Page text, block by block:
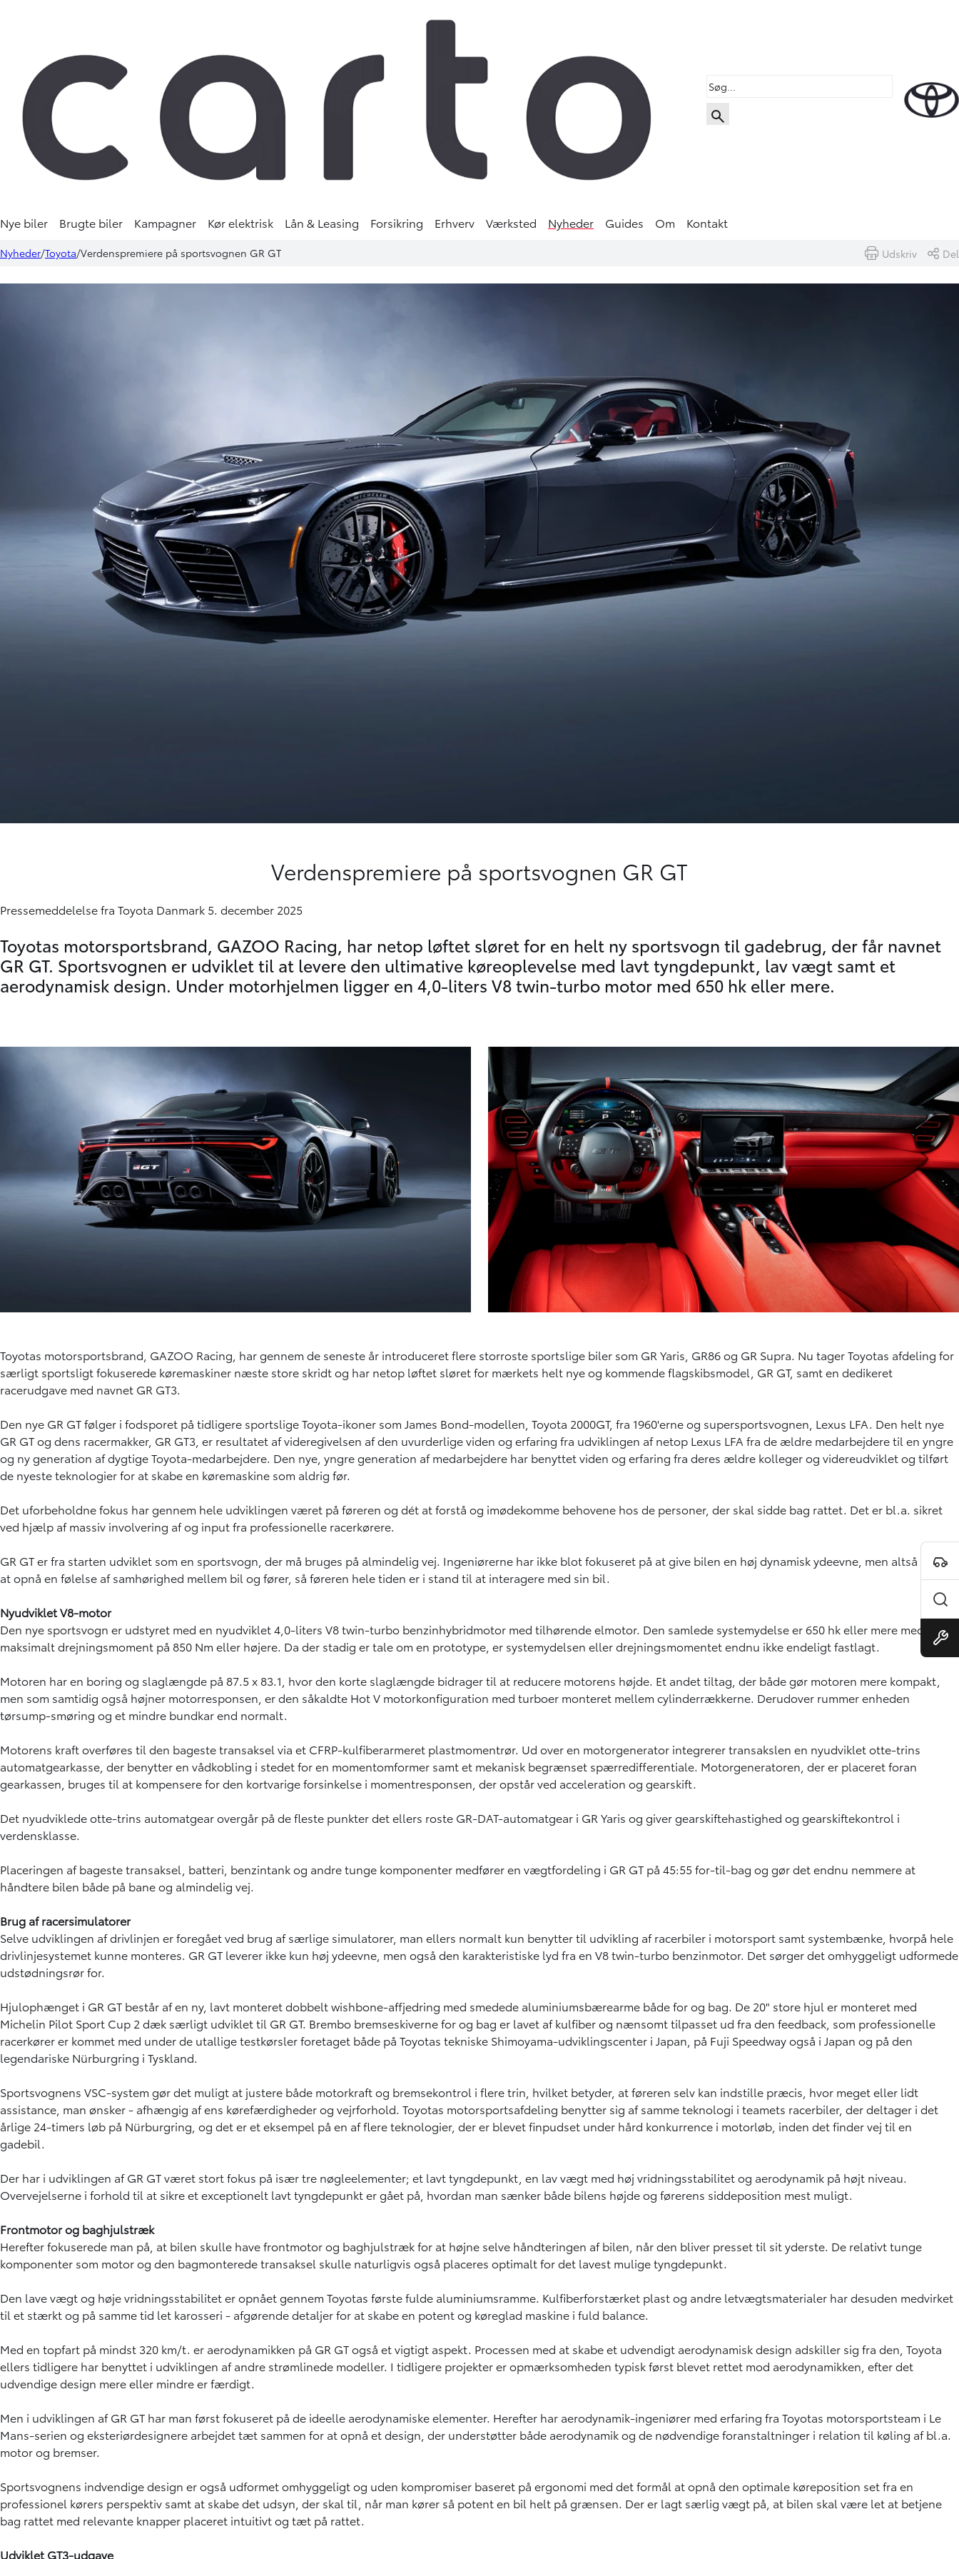
Nye biler Brugte biler Kampagner Kør elektrisk Lån & Leasing Forsikring Erhverv Værksted Nyheder Guides Om Kontakt
Nyheder Toyota Verdenspremiere på sportsvognen GR GT Udskriv Del
Verdenspremiere på sportsvognen GR GT
Pressemeddelelse fra Toyota Danmark 5. december 2025
Toyotas motorsportsbrand, GAZOO Racing, har netop løftet sløret for en helt ny sportsvogn til gadebrug, der får navnet
GR GT. Sportsvognen er udviklet til at levere den ultimative køreoplevelse med lavt tyngdepunkt, lav vægt samt et
aerodynamisk design. Under motorhjelmen ligger en 4,0-liters V8 twin-turbo motor med 650 hk eller mere.
Toyotas motorsportsbrand, GAZOO Racing, har gennem de seneste år introduceret flere storroste sportslige biler som GR Yaris, GR86 og GR Supra. Nu tager Toyotas afdeling for
særligt sportsligt fokuserede køremaskiner næste store skridt og har netop løftet sløret for mærkets helt nye og kommende flagskibsmodel, GR GT, samt en dedikeret
racerudgave med navnet GR GT3.
Den nye GR GT følger i fodsporet på tidligere sportslige Toyota-ikoner som James Bond-modellen, Toyota 2000GT, fra 1960'erne og supersportsvognen, Lexus LFA. Den helt nye
GR GT og dens racermakker, GR GT3, er resultatet af videregivelsen af den uvurderlige viden og erfaring fra udviklingen af netop Lexus LFA fra de ældre medarbejdere til en yngre
og ny generation af dygtige Toyota-medarbejdere. Den nye, yngre generation af medarbejdere har benyttet viden og erfaring fra deres ældre kolleger og videreudviklet og tilført
de nyeste teknologier for at skabe en køremaskine som aldrig før.
Det uforbeholdne fokus har gennem hele udviklingen været på føreren og dét at forstå og imødekomme behovene hos de personer, der skal sidde bag rattet. Det er bl.a. sikret
ved hjælp af massiv involvering af og input fra professionelle racerkørere.
GR GT er fra starten udviklet som en sportsvogn, der må bruges på almindelig vej. Ingeniørerne har ikke blot fokuseret på at give bilen en høj dynamisk ydeevne, men altså også
at opnå en følelse af samhørighed mellem bil og fører, så føreren hele tiden er i stand til at interagere med sin bil.
Nyudviklet V8-motor
Den nye sportsvogn er udstyret med en nyudviklet 4,0-liters V8 twin-turbo benzinhybridmotor med tilhørende elmotor. Den samlede systemydelse er 650 hk eller mere med et
maksimalt drejningsmoment på 850 Nm eller højere. Da der stadig er tale om en prototype, er systemydelsen eller drejningsmomentet endnu ikke endeligt fastlagt.
Motoren har en boring og slaglængde på 87.5 x 83.1, hvor den korte slaglængde bidrager til at reducere motorens højde. Et andet tiltag, der både gør motoren mere kompakt,
men som samtidig også højner motorresponsen, er den såkaldte Hot V motorkonfiguration med turboer monteret mellem cylinderrækkerne. Derudover rummer enheden
tørsump-smøring og et mindre bundkar end normalt.
Motorens kraft overføres til den bageste transaksel via et CFRP-kulfiberarmeret plastmomentrør. Ud over en motorgenerator integrerer transakslen en nyudviklet otte-trins
automatgearkasse, der benytter en vådkobling i stedet for en momentomformer samt et mekanisk begrænset spærredifferentiale. Motorgeneratoren, der er placeret foran
gearkassen, bruges til at kompensere for den kortvarige forsinkelse i momentresponsen, der opstår ved acceleration og gearskift.
Det nyudviklede otte-trins automatgear overgår på de fleste punkter det ellers roste GR-DAT-automatgear i GR Yaris og giver gearskiftehastighed og gearskiftekontrol i
verdensklasse.
Placeringen af bageste transaksel, batteri, benzintank og andre tunge komponenter medfører en vægtfordeling i GR GT på 45:55 for-til-bag og gør det endnu nemmere at
håndtere bilen både på bane og almindelig vej.
Brug af racersimulatorer
Selve udviklingen af drivlinjen er foregået ved brug af særlige simulatorer, man ellers normalt kun benytter til udvikling af racerbiler i motorsport samt systembænke, hvorpå hele
drivlinjesystemet kunne monteres. GR GT leverer ikke kun høj ydeevne, men også den karakteristiske lyd fra en V8 twin-turbo benzinmotor. Det sørger det omhyggeligt udformede
udstødningsrør for.
Hjulophænget i GR GT består af en ny, lavt monteret dobbelt wishbone-affjedring med smedede aluminiumsbærearme både for og bag. De 20" store hjul er monteret med
Michelin Pilot Sport Cup 2 dæk særligt udviklet til GR GT. Brembo bremseskiverne for og bag er lavet af kulfiber og nænsomt tilpasset ud fra den feedback, som professionelle
racerkører er kommet med under de utallige testkørsler foretaget både på Toyotas tekniske Shimoyama-udviklingscenter i Japan, på Fuji Speedway også i Japan og på den
legendariske Nürburgring i Tyskland.
Sportsvognens VSC-system gør det muligt at justere både motorkraft og bremsekontrol i flere trin, hvilket betyder, at føreren selv kan indstille præcis, hvor meget eller lidt
assistance, man ønsker - afhængig af ens kørefærdigheder og vejrforhold. Toyotas motorsportsafdeling benytter sig af samme teknologi i teamets racerbiler, der deltager i det
årlige 24-timers løb på Nürburgring, og det er et eksempel på en af flere teknologier, der er blevet finpudset under hård konkurrence i motorløb, inden det finder vej til en
gadebil.
Der har i udviklingen af GR GT været stort fokus på især tre nøgleelementer; et lavt tyngdepunkt, en lav vægt med høj vridningsstabilitet og aerodynamik på højt niveau.
Overvejelserne i forhold til at sikre et exceptionelt lavt tyngdepunkt er gået på, hvordan man sænker både bilens højde og førerens siddeposition mest muligt.
Frontmotor og baghjulstræk
Herefter fokuserede man på, at bilen skulle have frontmotor og baghjulstræk for at højne selve håndteringen af bilen, når den bliver presset til sit yderste. De relativt tunge
komponenter som motor og den bagmonterede transaksel skulle naturligvis også placeres optimalt for det lavest mulige tyngdepunkt.
Den lave vægt og høje vridningsstabilitet er opnået gennem Toyotas første fulde aluminiumsramme. Kulfiberforstærket plast og andre letvægtsmaterialer har desuden medvirket
til et stærkt og på samme tid let karosseri - afgørende detaljer for at skabe en potent og køreglad maskine i fuld balance.
Med en topfart på mindst 320 km/t. er aerodynamikken på GR GT også et vigtigt aspekt. Processen med at skabe et udvendigt aerodynamisk design adskiller sig fra den, Toyota
ellers tidligere har benyttet i udviklingen af andre strømlinede modeller. I tidligere projekter er opmærksomheden typisk først blevet rettet mod aerodynamikken, efter det
udvendige design mere eller mindre er færdigt.
Men i udviklingen af GR GT har man først fokuseret på de ideelle aerodynamiske elementer. Herefter har aerodynamik-ingeniører med erfaring fra Toyotas motorsportsteam i Le
Mans-serien og eksteriørdesignere arbejdet tæt sammen for at opnå et design, der understøtter både aerodynamik og de nødvendige foranstaltninger i relation til køling af bl.a.
motor og bremser.
Sportsvognens indvendige design er også udformet omhyggeligt og uden kompromiser baseret på ergonomi med det formål at opnå den optimale køreposition set fra en
professionel kørers perspektiv samt at skabe det udsyn, der skal til, når man kører så potent en bil helt på grænsen. Der er lagt særlig vægt på, at bilen skal være let at betjene
bag rattet med relevante knapper placeret intuitivt og tæt på rattet.
Udviklet GT3-udgave